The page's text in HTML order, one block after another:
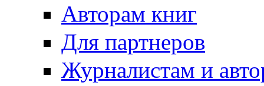
Авторам книг
Для партнеров
Журналистам и